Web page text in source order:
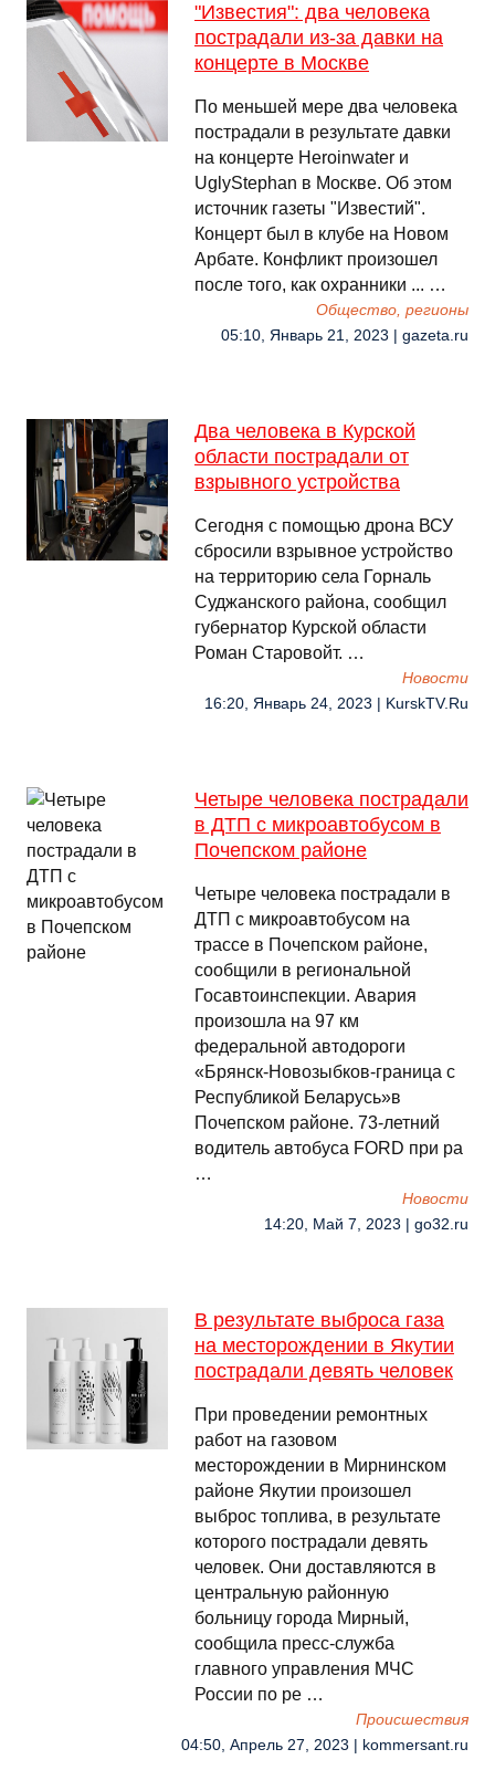
"Известия": два человека
пострадали из-за давки на
концерте в Москве
По меньшей мере два человека
пострадали в результате давки
на концерте Heroinwater и
UglyStephan в Москве. Об этом
источник газеты "Известий".
Концерт был в клубе на Новом
Арбате. Конфликт произошел
после того, как охранники ... …
Общество, регионы
05:10, Январь 21, 2023 | gazeta.ru
Два человека в Курской
области пострадали от
взрывного устройства
Сегодня с помощью дрона ВСУ
сбросили взрывное устройство
на территорию села Горналь
Суджанского района, сообщил
губернатор Курской области
Роман Старовойт. …
Новости
16:20, Январь 24, 2023 | KurskTV.Ru
Четыре человека пострадали
в ДТП с микроавтобусом в
Почепском районе
Четыре человека пострадали в
ДТП с микроавтобусом на
трассе в Почепском районе,
сообщили в региональной
Госавтоинспекции. Авария
произошла на 97 км
федеральной автодороги
«Брянск-Новозыбков-граница с
Республикой Беларусь»в
Почепском районе. 73-летний
водитель автобуса FORD при ра
…
Новости
14:20, Май 7, 2023 | go32.ru
В результате выброса газа
на месторождении в Якутии
пострадали девять человек
При проведении ремонтных
работ на газовом
месторождении в Мирнинском
районе Якутии произошел
выброс топлива, в результате
которого пострадали девять
человек. Они доставляются в
центральную районную
больницу города Мирный,
сообщила пресс-служба
главного управления МЧС
России по ре …
Происшествия
04:50, Апрель 27, 2023 | kommersant.ru